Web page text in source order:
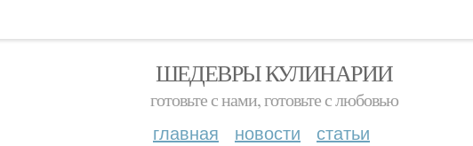
ШЕДЕВРЫ КУЛИНАРИИ
готовьте с нами, готовьте с любовью
главная новости статьи